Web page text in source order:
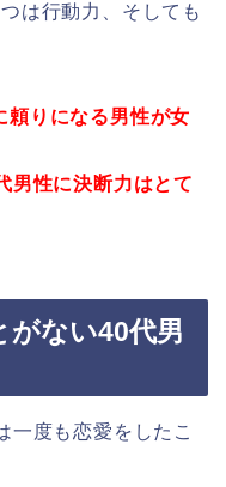
は行動力、そしても
頼りになる男性が女
男性に決断力はとて
ない40代男
一度も恋愛をしたこ